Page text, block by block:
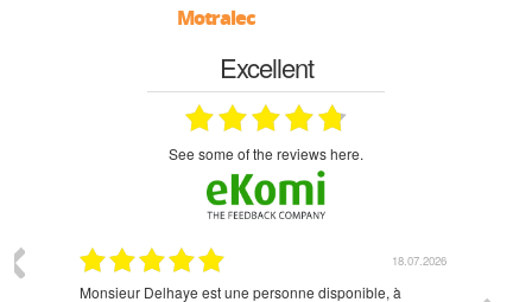
Motralec
Excellent
see some of the reviews here.
18.07.2026
Monsieur Delhaye est une personne disponible, à